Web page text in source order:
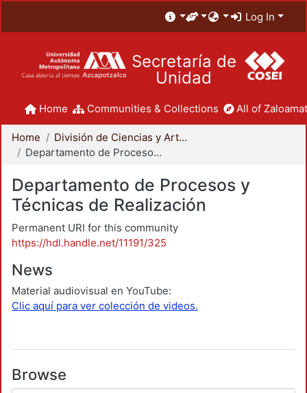
Log In
Secretaría de
Unidad
Home Communities & Collections All of
Home
División de Ciencias y Artes para el Diseño
Departamento de Procesos y Técnicas de Realización
Departamento de Procesos y
Técnicas de Realización
Permanent URI for this community
https://hdl.handle.net/11191/325
News
Material audiovisual en YouTube:
Clic aquí para ver colección de videos.
Browse